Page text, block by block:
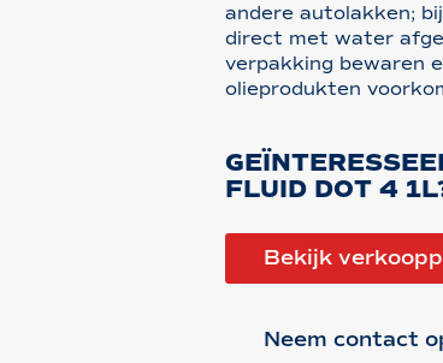
andere autolakken;
direct met water
verpakking bewaren
olieprodukten
FLUID DOT 4
Bekijk
Neem contact